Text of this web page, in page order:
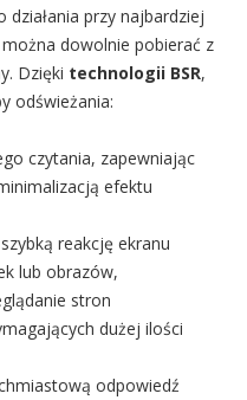
działania przy najbardziej
dowolnie pobierać z
Dzięki technologii BSR,
odświeżania:
czytania, zapewniając
efektu
reakcję ekranu
lub obrazów,
stron
dużej ilości
odpowiedź